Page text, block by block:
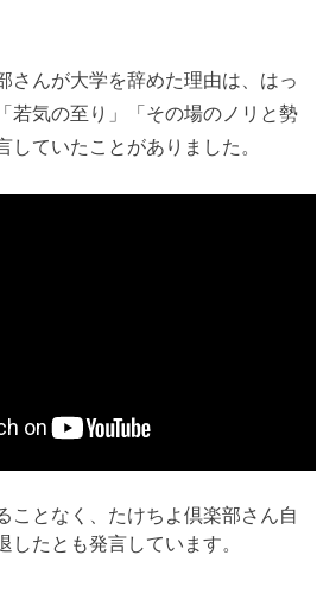
さんが大学を辞めた理由は、はっ
若気の至り」「その場のノリと勢
していたことがありました。
ことなく、たけちよ倶楽部さん自
したとも発言しています。